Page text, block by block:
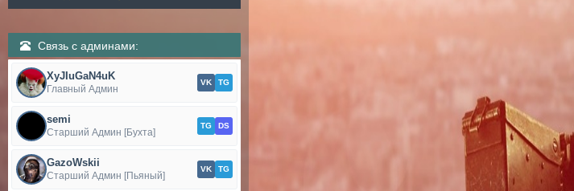
Связь с админами:
XyJIuGaN4uK
Главный Админ
VK TG
semi
Старший Админ [Бухта]
TG DS
GazoWskii
Старший Админ [Пьяный]
VK TG